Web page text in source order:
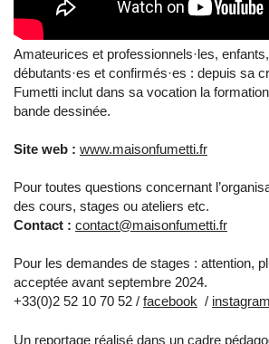
Amateurices et professionnels·les,
débutants·es et confirmés·es : depuis sa
Fumetti inclut dans sa vocation la
bande dessinée.
Site web : www.maisonfumetti.fr
Pour toutes questions concernant
des cours, stages ou ateliers etc.
Contact : contact@maisonfumetti.fr
Pour les demandes de stages : attention,
acceptée avant septembre 2024.
+33(0)2 52 10 70 52 / facebook / instagram
Un reportage réalisé dans un cadre